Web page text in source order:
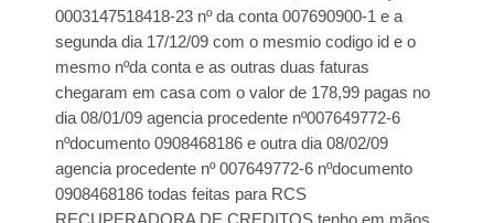
0003147518418-23 nº da conta 007690900-1 e a
segunda dia 17/12/09 com o mesmio codigo id e o
mesmo nºda conta e as outras duas faturas
chegaram em casa com o valor de 178,99 pagas no
dia 08/01/09 agencia procedente nº007649772-6
nºdocumento 0908468186 e outra dia 08/02/09
agencia procedente nº 007649772-6 nºdocumento
0908468186 todas feitas para RCS
RECUPERADORA DE CREDITOS tenho em mãos